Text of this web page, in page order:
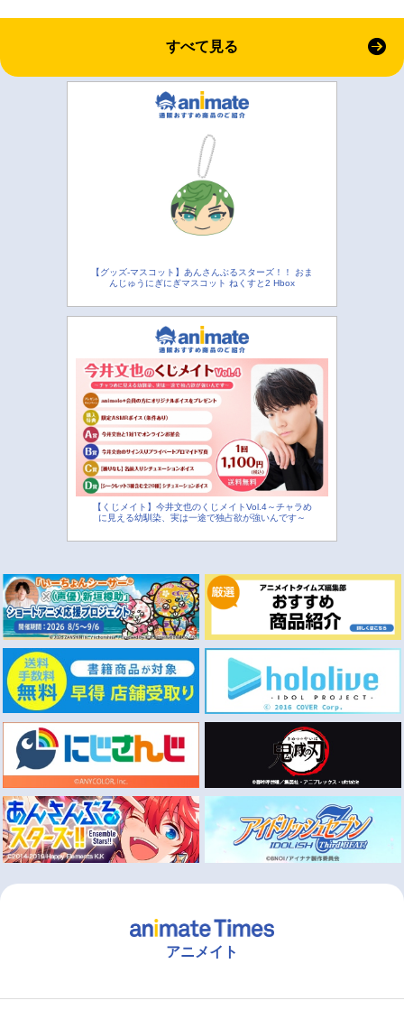
すべて見る
【グッズ-マスコット】あんさんぶるスターズ！！ おま
んじゅうにぎにぎマスコット ねくすと2 Hbox
【くじメイト】今井文也のくじメイトVol.4～チャラめ
に見える幼馴染、実は一途で独占欲が強いんです～
アニメイト